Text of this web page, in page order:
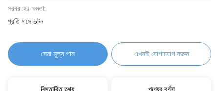
সরবরাহের ক্ষমতা:
প্রতি মাসে 5টন
সেরা মূল্য পান এখনই যোগাযোগ করুন
বিস্তারিত তথ্য পণ্যের বর্ণনা